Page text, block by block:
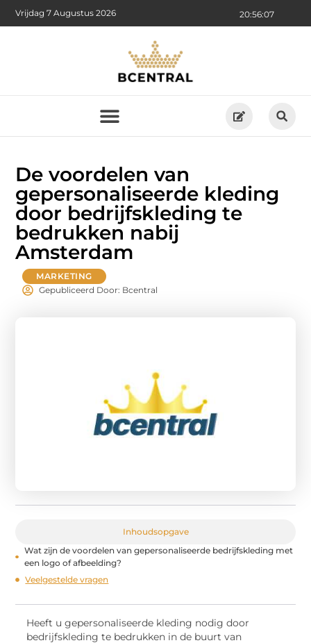
20:56:08
Vrijdag 7 Augustus 2026
De voordelen van
gepersonaliseerde kleding
door bedrijfskleding te
bedrukken nabij
Amsterdam
MARKETING
Gepubliceerd Door: Bcentral
Inhoudsopgave
Wat zijn de voordelen van gepersonaliseerde bedrijfskleding met
een logo of afbeelding?
Veelgestelde vragen
Heeft u gepersonaliseerde kleding nodig door
bedrijfskleding te bedrukken in de buurt van